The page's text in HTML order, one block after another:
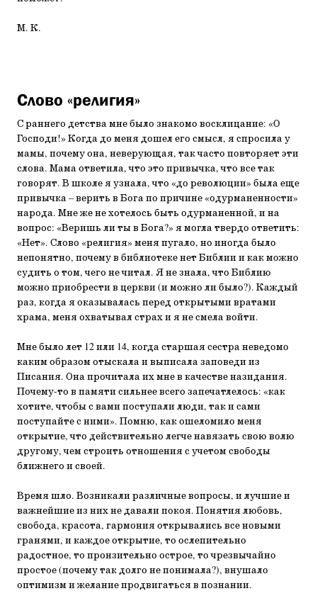
М. К.
Слово «религия»
С раннего детства мне было знакомо восклицание: «О
Господи!» Когда до меня дошел его смысл, я спросила у
мамы, почему она, неверующая, так часто повторяет эти
слова. Мама ответила, что это привычка, что все так
говорят. В школе я узнала, что «до революции» была еще
привычка – верить в Бога по причине «одурманенности»
народа. Мне же не хотелось быть одурманенной, и на
вопрос: «Веришь ли ты в Бога?» я могла твердо ответить:
«Нет». Слово «религия» меня пугало, но иногда было
непонятно, почему в библиотеке нет Библии и как можно
судить о том, чего не читал. Я не знала, что Библию
можно приобрести в церкви (и можно ли было?). Каждый
раз, когда я оказывалась перед открытыми вратами
храма, меня охватывал страх и я не смела войти.
Мне было лет 12 или 14, когда старшая сестра неведомо
каким образом отыскала и выписала заповеди из
Писания. Она прочитала их мне в качестве назидания.
Почему-то в памяти сильнее всего запечатлелось: «как
хотите, чтобы с вами поступали люди, так и сами
поступайте с ними». Помню, как ошеломило меня
открытие, что действительно легче навязать свою волю
другому, чем строить отношения с учетом свободы
ближнего и своей.
Время шло. Возникали различные вопросы, и лучшие и
важнейшие из них не давали покоя. Понятия любовь,
свобода, красота, гармония открывались все новыми
гранями, и каждое открытие, то ослепительно
радостное, то пронзительно острое, то чрезвычайно
простое (почему так долго не понимала?), внушало
оптимизм и желание продвигаться в познании.